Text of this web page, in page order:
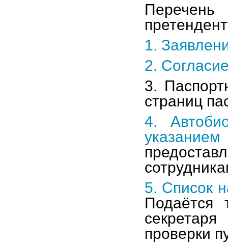
1.
2.
3.
страниц
4.
5. Список
Подаётся
проверки